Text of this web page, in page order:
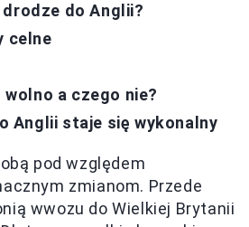
do Anglii?
celne
a czego nie?
Anglii staje się wykonalny
pod względem
zmianom. Przede
wwozu do Wielkiej Brytanii